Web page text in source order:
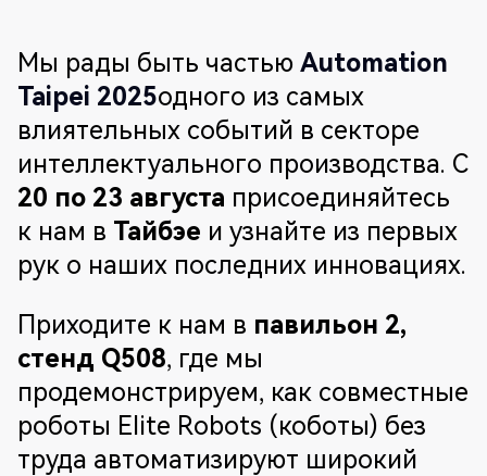
Мы рады быть частью Automation
Taipei 2025одного из самых
влиятельных событий в секторе
интеллектуального производства. С
20 по 23 августа присоединяйтесь
к нам в Тайбэе и узнайте из первых
рук о наших последних инновациях.
Приходите к нам в павильон 2,
стенд Q508, где мы
продемонстрируем, как совместные
роботы Elite Robots (коботы) без
труда автоматизируют широкий